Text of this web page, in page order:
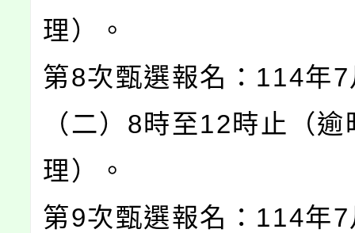
理）。
第8次甄選報名：114年
（二）8時至12時止（
理）。
第9次甄選報名：114年